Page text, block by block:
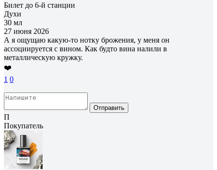
Билет до 6-й станции
Духи
30 мл
27 июня 2026
А я ощущаю какую-то нотку брожения, у меня он
ассоциируется с вином. Как будто вина налили в
металлическую кружку.
❤️
1 0
Отправить
П
Покупатель